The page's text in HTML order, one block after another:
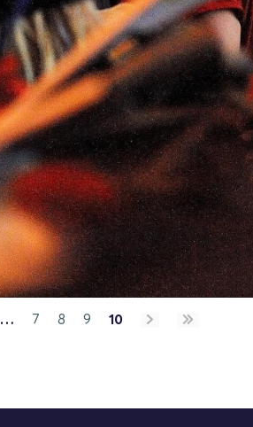
… 7 8 9 10